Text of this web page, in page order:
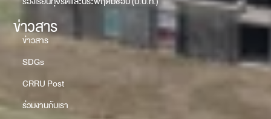
ข่าวสาร
ข่าวสาร
SDGs
CRRU Post
ร่วมงานกับเรา